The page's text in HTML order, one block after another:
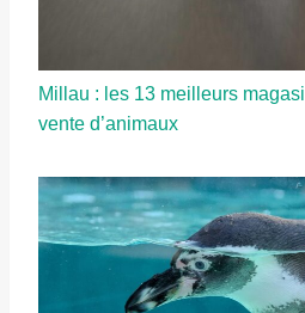
Millau : les 13 meilleurs
vente d’animaux